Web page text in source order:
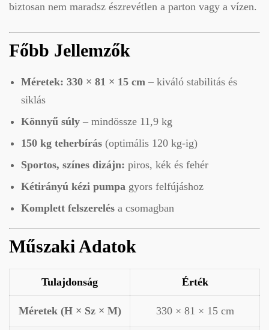
biztosan nem maradsz észrevétlen a parton vagy a vízen.
Főbb Jellemzők
Méretek: 330 × 81 × 15 cm – kiváló stabilitás és
siklás
Könnyű súly – mindössze 11,9 kg
150 kg teherbírás (optimális 120 kg-ig)
Sportos, színes dizájn: piros, kék és fehér
Kétirányú kézi pumpa gyors felfújáshoz
Komplett felszerelés a csomagban
Műszaki Adatok
Tulajdonság Érték
Méretek (H × Sz × M) 330 × 81 × 15 cm